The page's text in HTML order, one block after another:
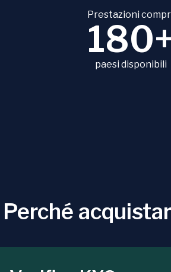
Prestazioni
paesi disponibili
Perché